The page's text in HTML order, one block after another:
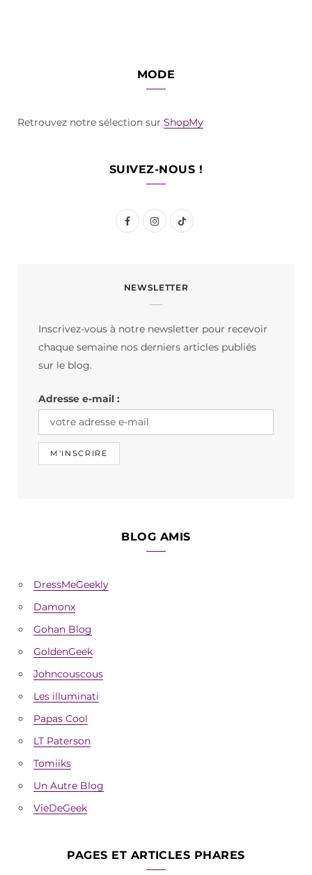
MODE
Retrouvez notre sélection sur ShopMy
SUIVEZ-NOUS !
F
e
I
t
m
T
T
NEWSLETTER
Inscrivez-vous à notre newsletter pour recevoir
chaque semaine nos derniers articles publiés
sur le blog.
Adresse e-mail :
BLOG AMIS
DressMeGeekly
Damonx
Gohan Blog
GoldenGeek
Johncouscous
Les illuminati
Papas Cool
LT Paterson
Tomiiks
Un Autre Blog
VieDeGeek
PAGES ET ARTICLES PHARES